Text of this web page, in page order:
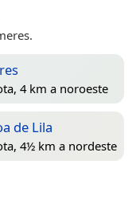
4 km a noroeste
de Lila
4½ km a nordeste